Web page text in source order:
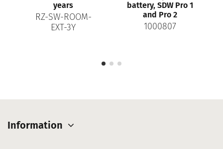
years
RZ-SW-ROOM-
EXT-3Y
battery, SDW Pro 1
and Pro 2
1000807
Information